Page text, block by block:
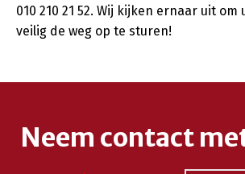
010 210 21 52. Wij kijken ernaar uit
veilig de weg op te sturen!
Neem contact